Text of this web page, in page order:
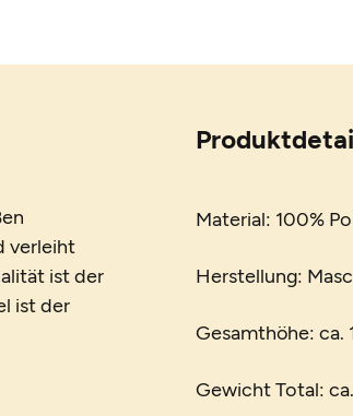
verleiht
ist der
ist der
Material: 100%
Herstellung:
Gesamthöhe: ca.
Gewicht Total: